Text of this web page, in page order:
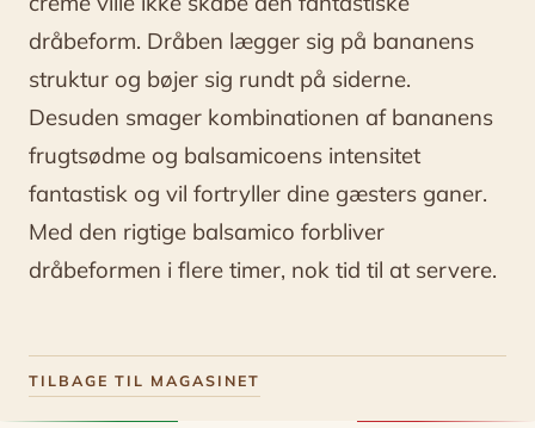
dråbeform. Dråben lægger sig på bananens
struktur og bøjer sig rundt på siderne.
Desuden smager kombinationen af bananens
frugtsødme og balsamicoens intensitet
fantastisk og vil fortryller dine gæsters ganer.
Med den rigtige balsamico forbliver
dråbeformen i flere timer, nok tid til at servere.
TILBAGE TIL MAGASINET